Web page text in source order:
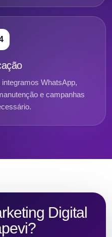
WhatsApp,
e campanhas
Digital